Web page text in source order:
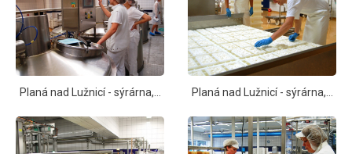
Planá nad Lužnicí - sýrárna,… Planá nad Lužnicí - sýrárna,…